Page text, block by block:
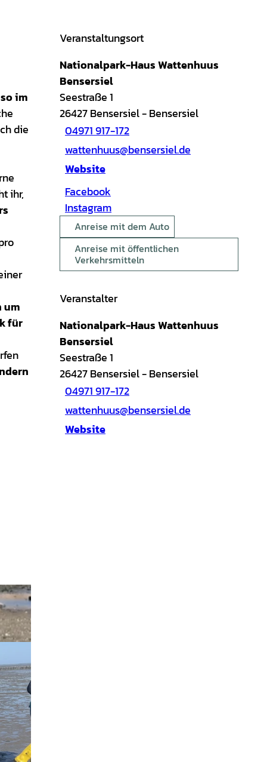
im
die
ihr,
um
für
Veranstaltungsort
Nationalpark-Haus Wattenhuus
Bensersiel
Seestraße 1
26427Bensersiel- Bensersiel
04971 917-172
wattenhuus@bensersiel.de
Website
Facebook
Instagram
Anreise mit dem Auto
Anreise mit öffentlichen
Verkehrsmitteln
Veranstalter
Nationalpark-Haus Wattenhuus
Bensersiel
Seestraße 1
26427Bensersiel- Bensersiel
04971 917-172
wattenhuus@bensersiel.de
Website